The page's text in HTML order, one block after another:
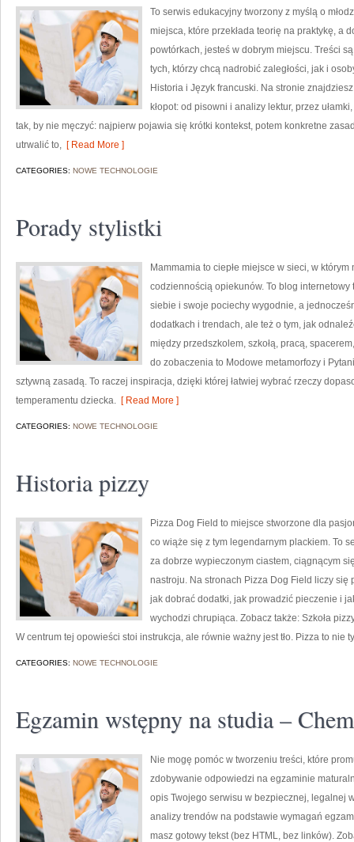
To serwis edukacyjny tworzony z myślą o
miejsca, które przekłada teorię na praktykę, a
powtórkach, jesteś w dobrym miejscu. Treści
tych, którzy chcą nadrobić zaległości, jak i
Historia i Język francuski. Na stronie
kłopot: od pisowni i analizy lektur, przez
tak, by nie męczyć: najpierw pojawia się krótki kontekst, potem konkretne
utrwalić to, [ Read More ]
CATEGORIES: NOWE TECHNOLOGIE
Porady stylistki
Mammamia to ciepłe miejsce w sieci, w
codziennością opiekunów. To blog
siebie i swoje pociechy wygodnie, a
dodatkach i trendach, ale też o tym, jak
między przedszkolem, szkołą, pracą,
do zobaczenia to Modowe metamorfozy i
sztywną zasadą. To raczej inspiracja, dzięki której łatwiej wybrać rzeczy
temperamentu dziecka. [ Read More ]
CATEGORIES: NOWE TECHNOLOGIE
Historia pizzy
Pizza Dog Field to miejsce stworzone dla
co wiąże się z tym legendarnym plackiem. To
za dobrze wypieczonym ciastem, ciągnącym
nastroju. Na stronach Pizza Dog Field liczy
jak dobrać dodatki, jak prowadzić pieczenie i
wychodzi chrupiąca. Zobacz także: Szkoła
W centrum tej opowieści stoi instrukcja, ale równie ważny jest tło. Pizza to nie
CATEGORIES: NOWE TECHNOLOGIE
Egzamin wstępny na studia –
Nie mogę pomóc w tworzeniu treści, które
zdobywanie odpowiedzi na egzaminie
opis Twojego serwisu w bezpiecznej, legalnej
analizy trendów na podstawie wymagań
masz gotowy tekst (bez HTML, bez linków).